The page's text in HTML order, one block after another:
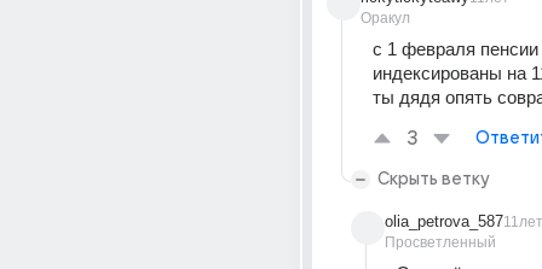
Оракул
с 1 февраля
индексированы на
ты дядя опять
3
Скрыть ветку
olia_petrova_587
Просветленный
11лет